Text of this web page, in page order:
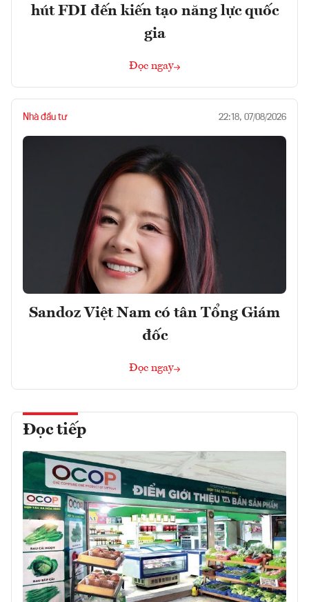
hút FDI đến kiến tạo năng lực quốc
gia
Đọc ngay
Nhà đầu tư 22:18, 07/08/2026
Sandoz Việt Nam có tân Tổng Giám
đốc
Đọc ngay
Đọc tiếp